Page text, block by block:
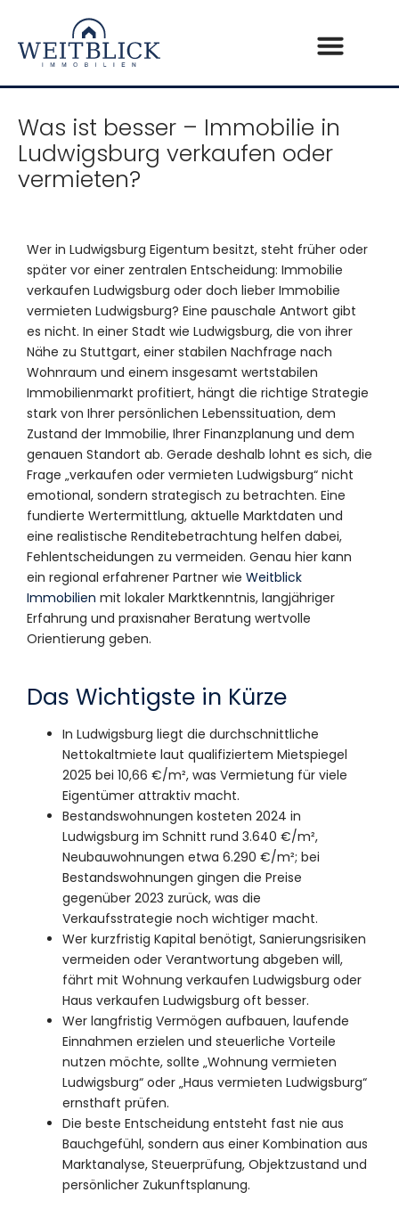
Was ist besser – Immobilie in
Ludwigsburg verkaufen oder
vermieten?
Wer in Ludwigsburg Eigentum besitzt, steht früher oder
später vor einer zentralen Entscheidung: Immobilie
verkaufen Ludwigsburg oder doch lieber Immobilie
vermieten Ludwigsburg? Eine pauschale Antwort gibt
es nicht. In einer Stadt wie Ludwigsburg, die von ihrer
Nähe zu Stuttgart, einer stabilen Nachfrage nach
Wohnraum und einem insgesamt wertstabilen
Immobilienmarkt profitiert, hängt die richtige Strategie
stark von Ihrer persönlichen Lebenssituation, dem
Zustand der Immobilie, Ihrer Finanzplanung und dem
genauen Standort ab. Gerade deshalb lohnt es sich, die
Frage „verkaufen oder vermieten Ludwigsburg“ nicht
emotional, sondern strategisch zu betrachten. Eine
fundierte Wertermittlung, aktuelle Marktdaten und
eine realistische Renditebetrachtung helfen dabei,
Fehlentscheidungen zu vermeiden. Genau hier kann
ein regional erfahrener Partner wie Weitblick
Immobilien mit lokaler Marktkenntnis, langjähriger
Erfahrung und praxisnaher Beratung wertvolle
Orientierung geben.
Das Wichtigste in Kürze
In Ludwigsburg liegt die durchschnittliche
Nettokaltmiete laut qualifiziertem Mietspiegel
2025 bei 10,66 €/m², was Vermietung für viele
Eigentümer attraktiv macht.
Bestandswohnungen kosteten 2024 in
Ludwigsburg im Schnitt rund 3.640 €/m²,
Neubauwohnungen etwa 6.290 €/m²; bei
Bestandswohnungen gingen die Preise
gegenüber 2023 zurück, was die
Verkaufsstrategie noch wichtiger macht.
Wer kurzfristig Kapital benötigt, Sanierungsrisiken
vermeiden oder Verantwortung abgeben will,
fährt mit Wohnung verkaufen Ludwigsburg oder
Haus verkaufen Ludwigsburg oft besser.
Wer langfristig Vermögen aufbauen, laufende
Einnahmen erzielen und steuerliche Vorteile
nutzen möchte, sollte „Wohnung vermieten
Ludwigsburg“ oder „Haus vermieten Ludwigsburg“
ernsthaft prüfen.
Die beste Entscheidung entsteht fast nie aus
Bauchgefühl, sondern aus einer Kombination aus
Marktanalyse, Steuerprüfung, Objektzustand und
persönlicher Zukunftsplanung.